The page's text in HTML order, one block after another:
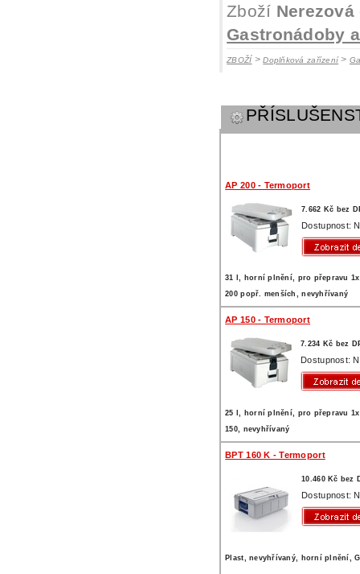
Zboží
Gastronádoby
ZBOŽÍ>Doplňková zařízení>
AP 200 - Termoport
7.662 Kč bez
Dostupnost:
31 l, horní plnění, pro přepravu 1x
200 popř. menších, nevyhřívaný
AP 150 - Termoport
7.234 Kč bez
Dostupnost:
25 l, horní plnění, pro přepravu 1x
150, nevyhřívaný
BPT 160 K - Termoport
10.460 Kč bez
Dostupnost:
Plast, nevyhřívaný, horní plnění,